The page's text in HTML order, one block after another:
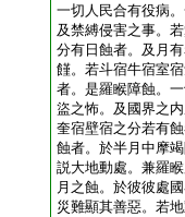
一切人民合有役病
及禁縛侵害之事。
分有日蝕者。及月
饉。若斗宿牛宿室
者。是羅睺障蝕。
盜之怖。及國界之
奎宿壁宿之分若有
蝕者。於半月中摩
説大地動處。兼羅
月之蝕。於彼彼處
災難顯其善惡。若